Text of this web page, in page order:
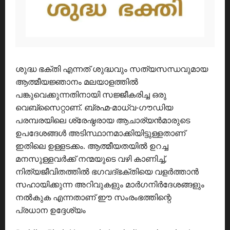
ശുദ്ധ ഭക്തി എന്നത് ശുദ്ധവും സത്യസന്ധവുമായ
ആത്മീയജ്ഞാനം മലയാളത്തിൽ
പങ്കുവെക്കുന്നതിനായി സജ്ജീകരിച്ച ഒരു
വെബ്സൈറ്റാണ്. ബ്രഹ്മ-മാധ്വ-ഗൗഡിയ
പരമ്പരയിലെ ശ്രേഷ്ഠരായ ആചാര്യൻമാരുടെ
ഉപദേശങ്ങൾ അടിസ്ഥാനമാക്കിയിട്ടുള്ളതാണ്
ഇതിലെ ഉള്ളടക്കം. ആത്മീയതയിൽ ഉറച്ച
മനസുള്ളവർക്ക് നന്മയുടെ വഴി കാണിച്ച്,
നിത്യജീവിതത്തിൽ ഭഗവദ്ഭക്തിയെ വളർത്താൻ
സഹായിക്കുന്ന അറിവുകളും മാർഗനിർദേശങ്ങളും
നൽകുക എന്നതാണ് ഈ സംരംഭത്തിന്റെ
പ്രധാന ഉദ്ദേശ്യം